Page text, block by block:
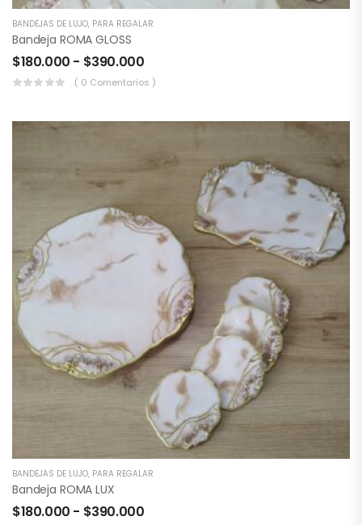
BANDEJAS DE LUJO, PARA REGALAR
Bandeja ROMA GLOSS
$180.000 - $390.000
( 0 Comentarios )
BANDEJAS DE LUJO, PARA REGALAR
Bandeja ROMA LUX
$180.000 - $390.000